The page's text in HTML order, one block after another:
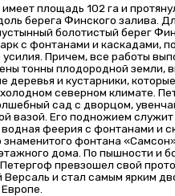
площадь 102 га и
берега Финского залива.
болотистый берег
с фонтанами и каскадами,
Причем, все работы
тонны плодородной земли,
деревья и кустарники,
северном климате.
сад с дворцом,
вазой. Его подножием
феерия с фонтанами и
знаменитого фонтана
дома. По пышности и
превзошел свой
Версаль и стал самым ярким